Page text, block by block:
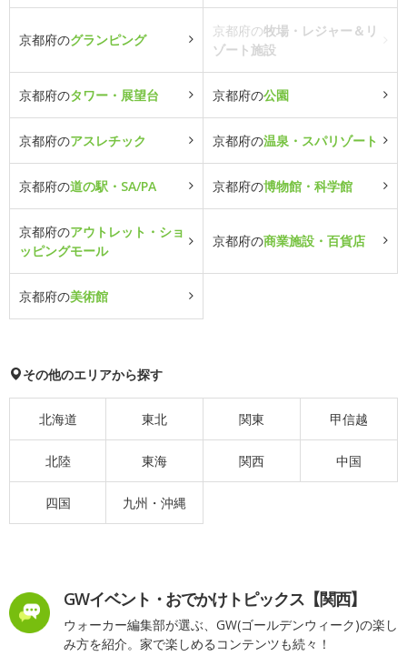
京都府のグランピング
京都府の牧場・レジャー＆リ
ゾート施設
京都府のタワー・展望台 京都府の公園
京都府のアスレチック 京都府の温泉・スパリゾート
京都府の道の駅・SA/PA 京都府の博物館・科学館
京都府のアウトレット・ショ
ッピングモール
京都府の商業施設・百貨店
京都府の美術館
その他のエリアから探す
北海道 東北 関東 甲信越
北陸 東海 関西 中国
四国 九州・沖縄
GWイベント・おでかけトピックス【関西】
ウォーカー編集部が選ぶ、GW(ゴールデンウィーク)の楽し
み方を紹介。家で楽しめるコンテンツも続々！